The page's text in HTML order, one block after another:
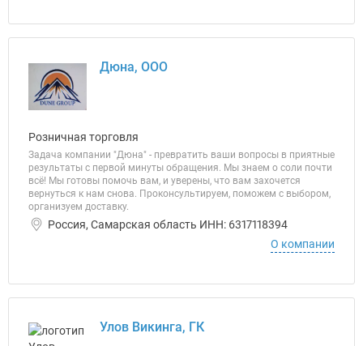
Дюна, ООО
Розничная торговля
Задача компании "Дюна" - превратить ваши вопросы в приятные
результаты с первой минуты обращения. Мы знаем о соли почти
всё! Мы готовы помочь вам, и уверены, что вам захочется
вернуться к нам снова. Проконсультируем, поможем с выбором,
организуем доставку.
Россия, Самарская область ИНН: 6317118394
О компании
Улов Викинга, ГК